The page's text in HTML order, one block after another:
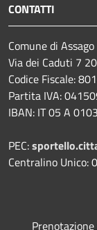
CONTATTI
Comune di Assago
Via dei Caduti 7
Codice Fiscale:
Partita IVA:
IBAN: IT 05 A
PEC:
Centralino Unico: